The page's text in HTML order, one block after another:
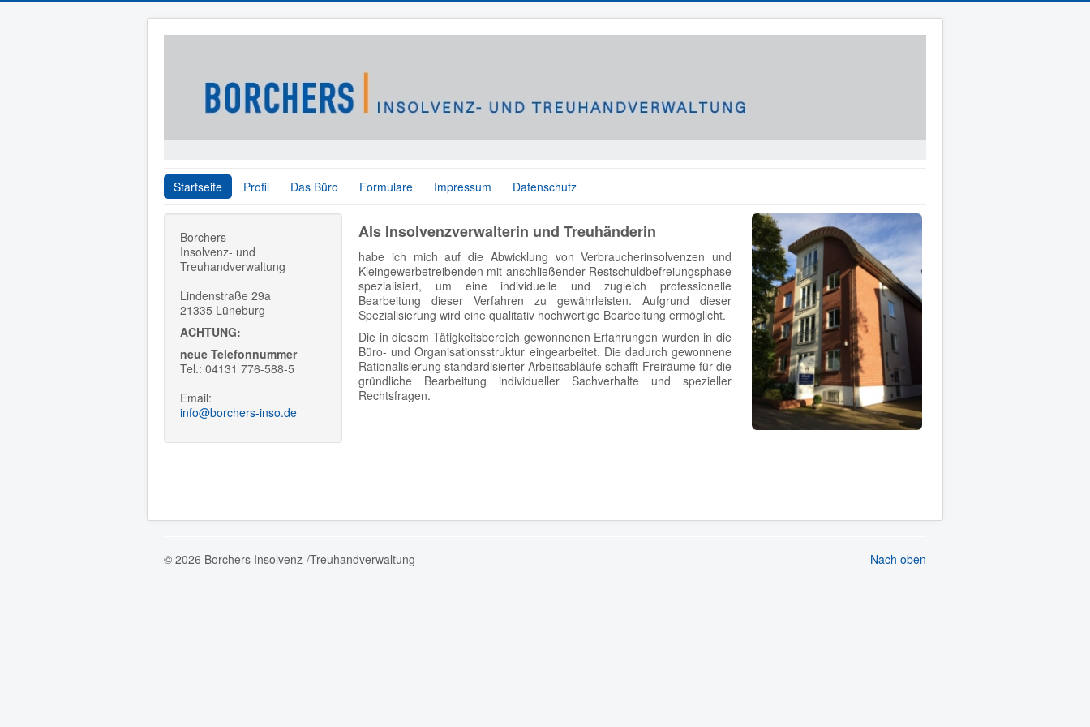
Startseite Profil Das Büro Formulare Impressum Datenschutz
Borchers
Insolvenz- und
Treuhandverwaltung
Lindenstraße 29a
21335 Lüneburg
ACHTUNG:
neue Telefonnummer
Tel.: 04131 776-588-5
Email:
info@borchers-inso.de
Als Insolvenzverwalterin und Treuhänderin
habe ich mich auf die Abwicklung von Verbraucherinsolvenzen und
Kleingewerbetreibenden mit anschließender Restschuldbefreiungsphase
spezialisiert, um eine individuelle und zugleich professionelle
Bearbeitung dieser Verfahren zu gewährleisten. Aufgrund dieser
Spezialisierung wird eine qualitativ hochwertige Bearbeitung ermöglicht.
Die in diesem Tätigkeitsbereich gewonnenen Erfahrungen wurden in die
Büro- und Organisationsstruktur eingearbeitet. Die dadurch gewonnene
Rationalisierung standardisierter Arbeitsabläufe schafft Freiräume für die
gründliche Bearbeitung individueller Sachverhalte und spezieller
Rechtsfragen.
Nach oben
© 2026 Borchers Insolvenz-/Treuhandverwaltung